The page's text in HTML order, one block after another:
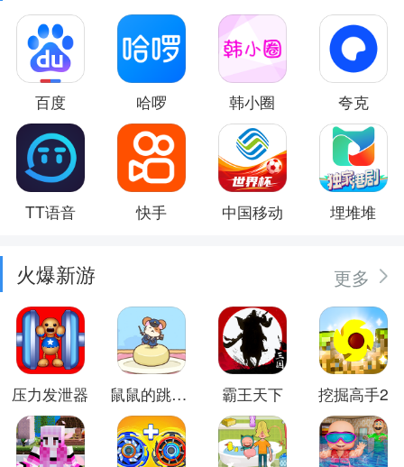
百度 哈啰 韩小圈 夸克
TT语音 快手 中国移动 埋堆堆
火爆新游 更多
压力发泄器 鼠鼠的跳跃冒险 霸王天下 挖掘高手2